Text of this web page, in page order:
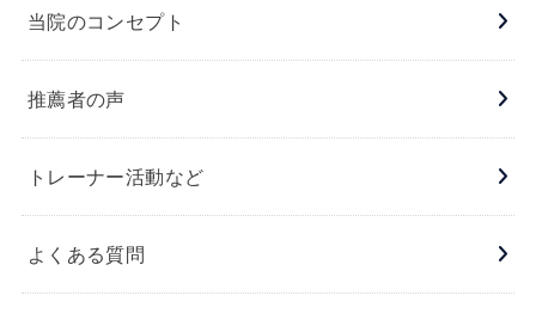
当院のコンセプト
推薦者の声
トレーナー活動など
よくある質問